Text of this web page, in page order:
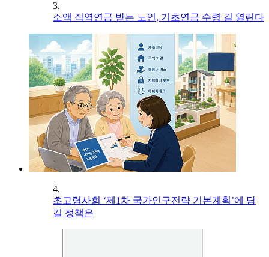
3.
소액 직역연금 받는 노인, 기초연금 수령 길 열린다
4.
초고령사회 ‘제1차 국가인구전략 기본계획’에 담
길 정책은